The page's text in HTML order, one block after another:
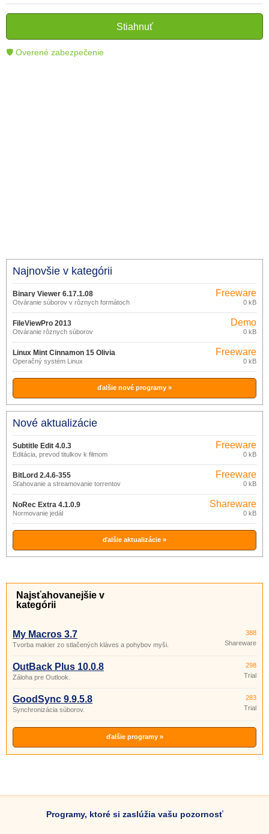
informatívnych textov, ktoré pomáhajú
čitateľom lepšie porozumieť a využiť moderné
technológie.
Stiahnuť
🛡 Overené zabezpečenie
Najnovšie v kategórii
Binary Viewer 6.17.1.08
Otváranie súborov v rôznych formátoch
Freeware
0 kB
FileViewPro 2013
Otváranie rôznych súborov
Demo
0 kB
Linux Mint Cinnamon 15 Olivia
Operačný systém Linux
Freeware
0 kB
ďalšie nové programy »
Nové aktualizácie
Subtitle Edit 4.0.3
Editácia, prevod titulkov k filmom
Freeware
0 kB
BitLord 2.4.6-355
Sťahovanie a streamovanie torrentov
Freeware
0 kB
NoRec Extra 4.1.0.9
Normovanie jedál
Shareware
0 kB
ďalšie aktualizácie »
Najsťahovanejšie v
kategórii
My Macros 3.7
Tvorba makier zo stlačených kláves a pohybov myši.
388
Shareware
OutBack Plus 10.0.8
Záloha pre Outlook.
298
Trial
GoodSync 9.9.5.8
Synchronizácia súborov.
283
Trial
ďalšie programy »
Programy, ktoré si zaslúžia vašu pozornosť